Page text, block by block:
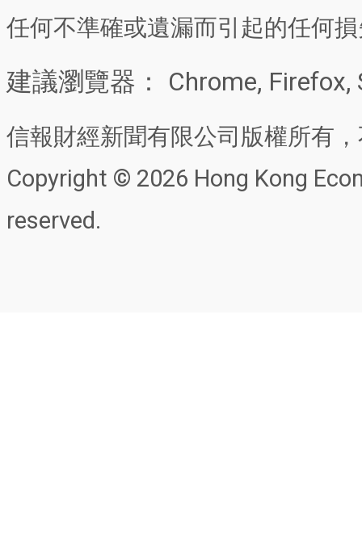
任何不準確或遺漏而引起的任何
建議瀏覽器： Chrome, Firefox,
信報財經新聞有限公司版權所有
Copyright © 2026 Hong Kong
reserved.